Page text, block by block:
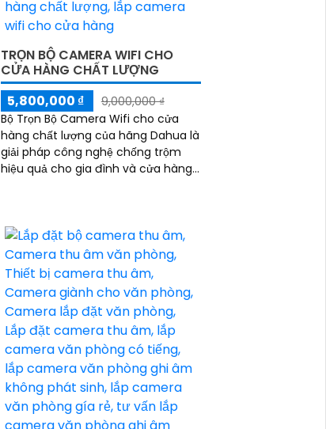
TRỌN BỘ CAMERA WIFI CHO
CỬA HÀNG CHẤT LƯỢNG
5,800,000 ₫
9,000,000 ₫
Bộ Trọn Bộ Camera Wifi cho cửa
hàng chất lượng của hãng Dahua là
giải pháp công nghệ chống trộm
hiệu quả cho gia đình và cửa hàng.